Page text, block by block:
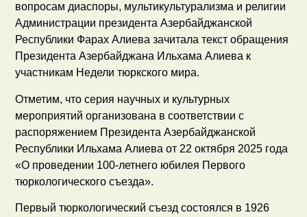
вопросам диаспоры, мультикультурализма и религии
Администрации президента Азербайджанской
Республики Фарах Алиева зачитала текст обращения
Президента Азербайджана Ильхама Алиева к
участникам Недели тюркского мира.
Отметим, что серия научных и культурных
мероприятий организована в соответствии с
распоряжением Президента Азербайджанской
Республики Ильхама Алиева от 22 октября 2025 года
«О проведении 100-летнего юбилея Первого
тюркологического съезда».
Первый тюркологический съезд состоялся в 1926